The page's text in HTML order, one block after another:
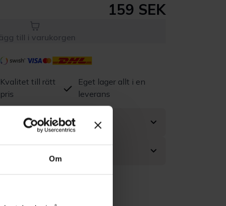
Om
159 SEK
till i varukorgen
Kvalitet till rätt
pris
Eget lager allt i en
leverans